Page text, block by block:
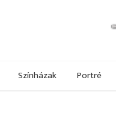
Színházak Portré